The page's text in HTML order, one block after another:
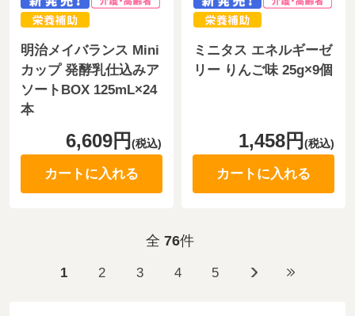
明治メイバランス Mini
カップ 発酵乳仕込みア
ソートBOX 125mL×24
本
6,609円(税込)
カートに入れる
ミニタス エネルギーゼ
リー りんご味 25g×9個
1,458円 (税込)
カートに入れる
全 76件
1 2 3 4 5